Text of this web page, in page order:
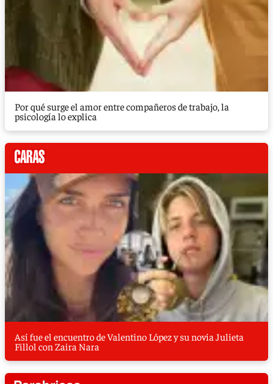
Por qué surge el amor entre compañeros de trabajo, la
psicología lo explica
Así fue el encuentro de Valentino López y su novia Julieta
Fillol con Zaira Nara